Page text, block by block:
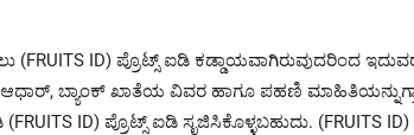
(FRUITS ID) ಪ್ರೊಟ್ಸ್ ಐಡಿ ಕಡ್ಡಾಯವಾಗಿರುವುದರಿಂದ
ಆಧಾರ್, ಬ್ಯಾಂಕ್‌ ಖಾತೆಯ ವಿವರ ಹಾಗೂ ಪಹಣಿ
ID) ಪ್ರೊಟ್ಸ್ ಐಡಿ ಸೃಜಿಸಿಕೊಳ್ಳಬಹುದು. (FRUITS